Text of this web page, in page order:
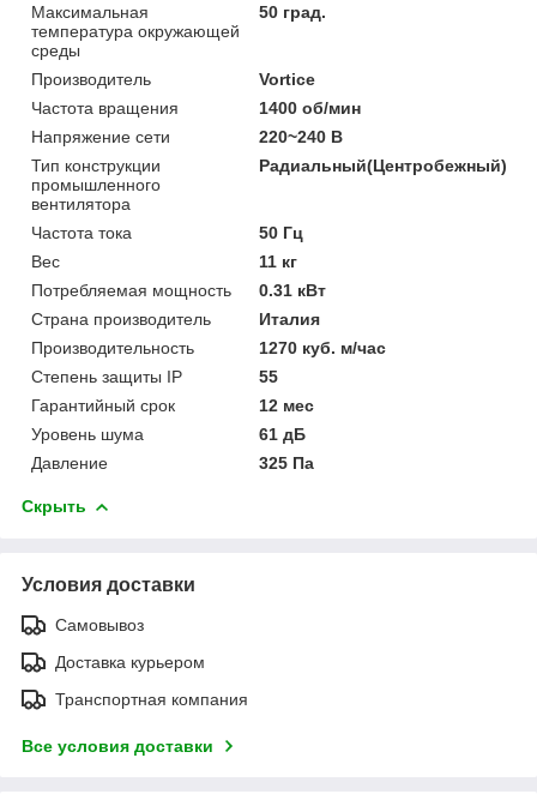
Максимальная
температура окружающей
среды
50 град.
Производитель
Vortice
Частота вращения
1400 об/мин
Напряжение сети
220~240 В
Тип конструкции
промышленного
вентилятора
Радиальный(Центробежный)
Частота тока
50 Гц
Вес
11 кг
Потребляемая мощность
0.31 кВт
Страна производитель
Италия
Производительность
1270 куб. м/час
Степень защиты IP
55
Гарантийный срок
12 мес
Уровень шума
61 дБ
Давление
325 Па
Скрыть
Условия доставки
Самовывоз
Доставка курьером
Транспортная компания
Все условия доставки